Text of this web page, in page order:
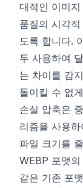
대적인 이미
품질의 시각
도록 합니다.
두 사용하여
는 차이를 감
돌이킬 수 없
손실 압축은
리즘을 사용
파일 크기를
WEBP 포맷
같은 기존 포